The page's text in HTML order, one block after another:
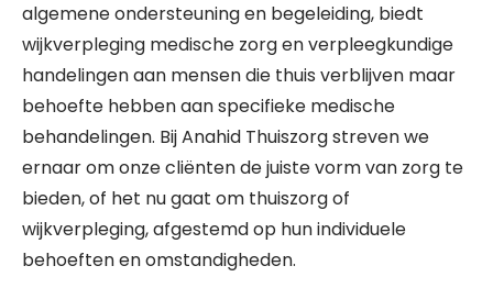
algemene ondersteuning en begeleiding, biedt
wijkverpleging medische zorg en verpleegkundige
handelingen aan mensen die thuis verblijven maar
behoefte hebben aan specifieke medische
behandelingen. Bij Anahid Thuiszorg streven we
ernaar om onze cliënten de juiste vorm van zorg te
bieden, of het nu gaat om thuiszorg of
wijkverpleging, afgestemd op hun individuele
behoeften en omstandigheden.